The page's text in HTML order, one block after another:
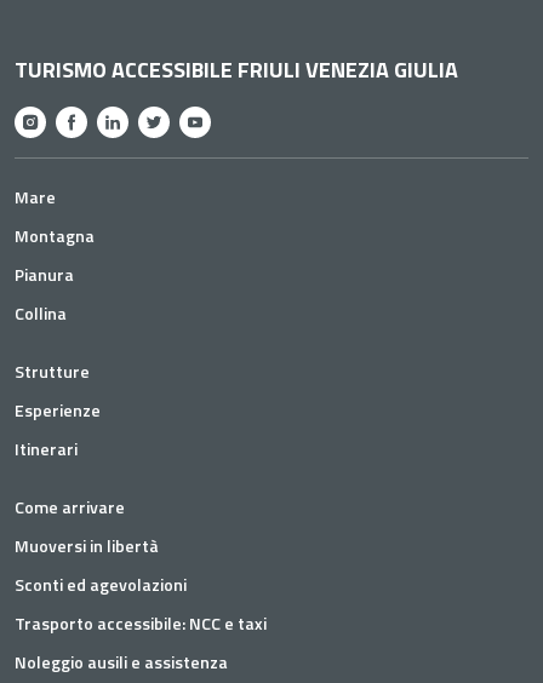
TURISMO ACCESSIBILE FRIULI VENEZIA GIULIA
Mare
Montagna
Pianura
Collina
Strutture
Esperienze
Itinerari
Come arrivare
Muoversi in libertà
Sconti ed agevolazioni
Trasporto accessibile: NCC e taxi
Noleggio ausili e assistenza